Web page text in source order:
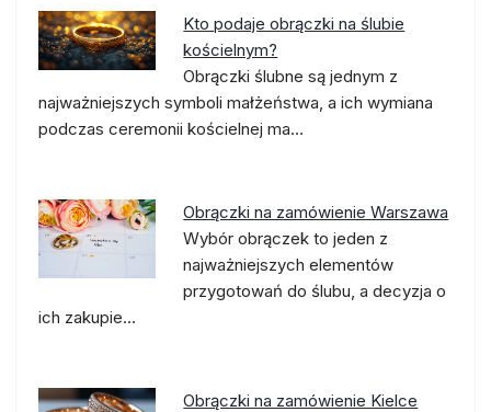
Kto podaje obrączki na ślubie
kościelnym?
Obrączki ślubne są jednym z
najważniejszych symboli małżeństwa, a ich wymiana
podczas ceremonii kościelnej ma…
Obrączki na zamówienie Warszawa
Wybór obrączek to jeden z
najważniejszych elementów
przygotowań do ślubu, a decyzja o
ich zakupie…
Obrączki na zamówienie Kielce